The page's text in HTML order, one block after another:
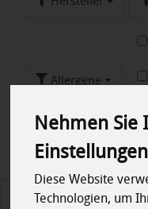
Nehmen Sie
Diese Website
Technologien, um
Allergene